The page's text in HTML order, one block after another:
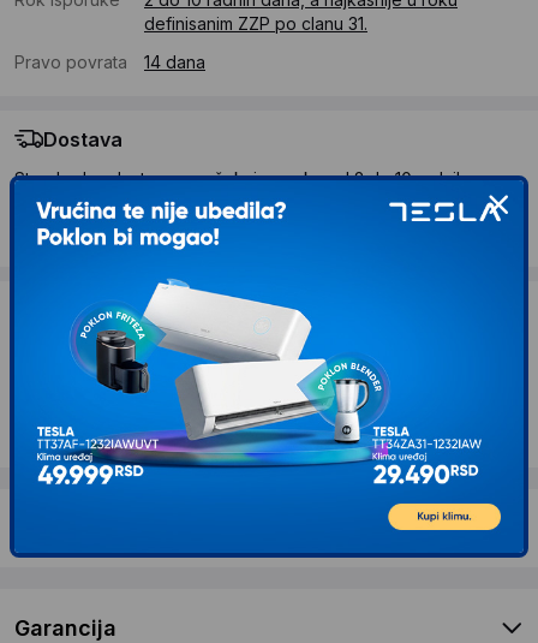
definisanim ZZP po clanu 31.
Pravo povrata
14 dana
Dostava
Standardna dostava se očekuje u roku od 2 do 10 radnih
dana
Troskovi dostave 490 RSD
Želite li ponudu za firmu?
Kontaktirajte nas
Opis proizvoda Beta Kofer sa 6 klasera
Garancija